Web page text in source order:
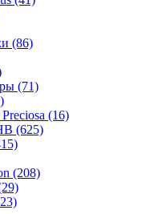
(86)
(71)
(16)
(625)
(208)